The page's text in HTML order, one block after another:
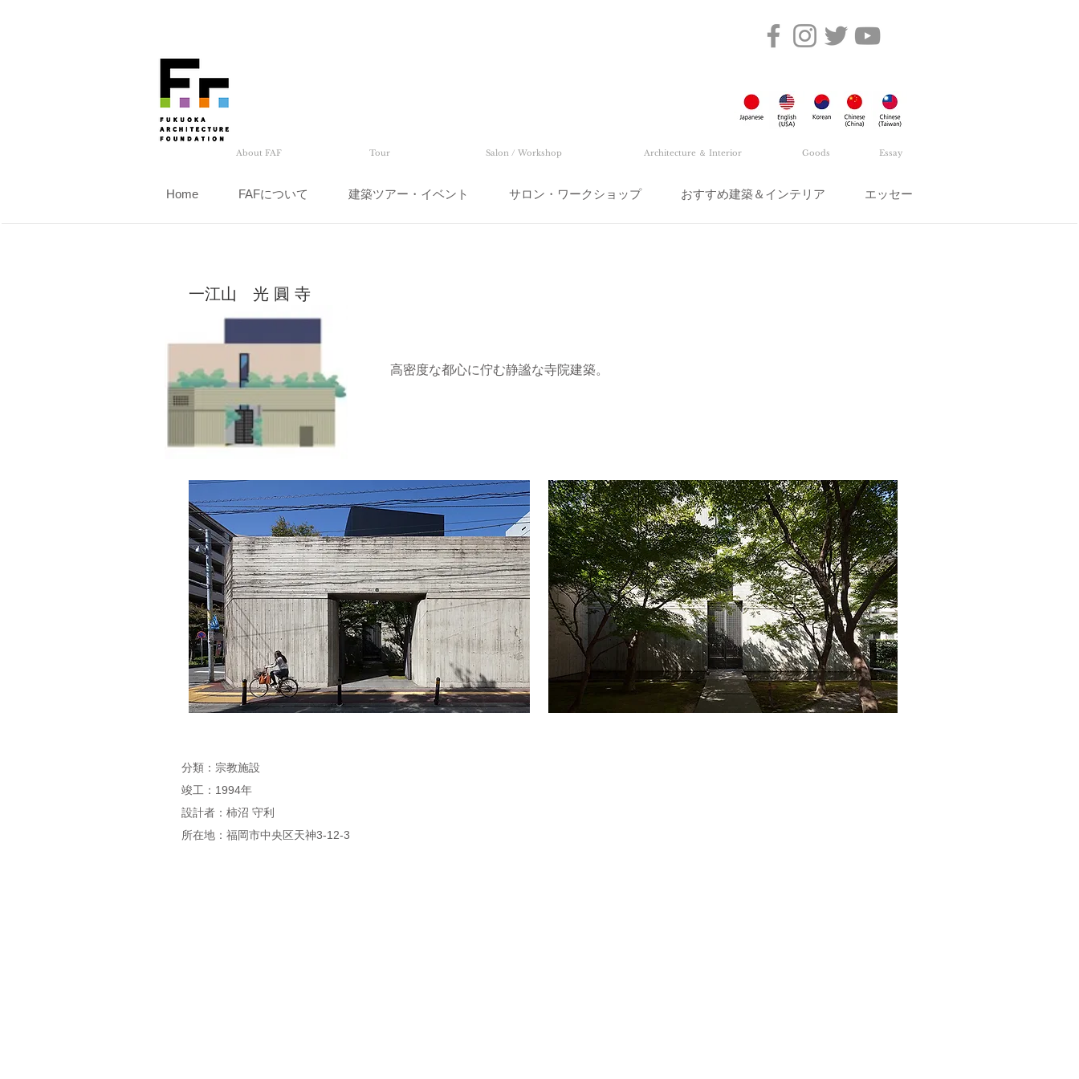
About FAF Tour Salon / Workshop Architecture ＆ Interior Goods Essay
Home FAFについて 建築ツアー・イベント サロン・ワークショップ おすすめ建築＆インテリア エッセー
一江山 光 圓 寺
高密度な都心に佇む静謐な寺院建築。
分類：宗教施設
竣工：1994年
設計者：柿沼 守利
所在地：福岡市中央区天神3-12-3